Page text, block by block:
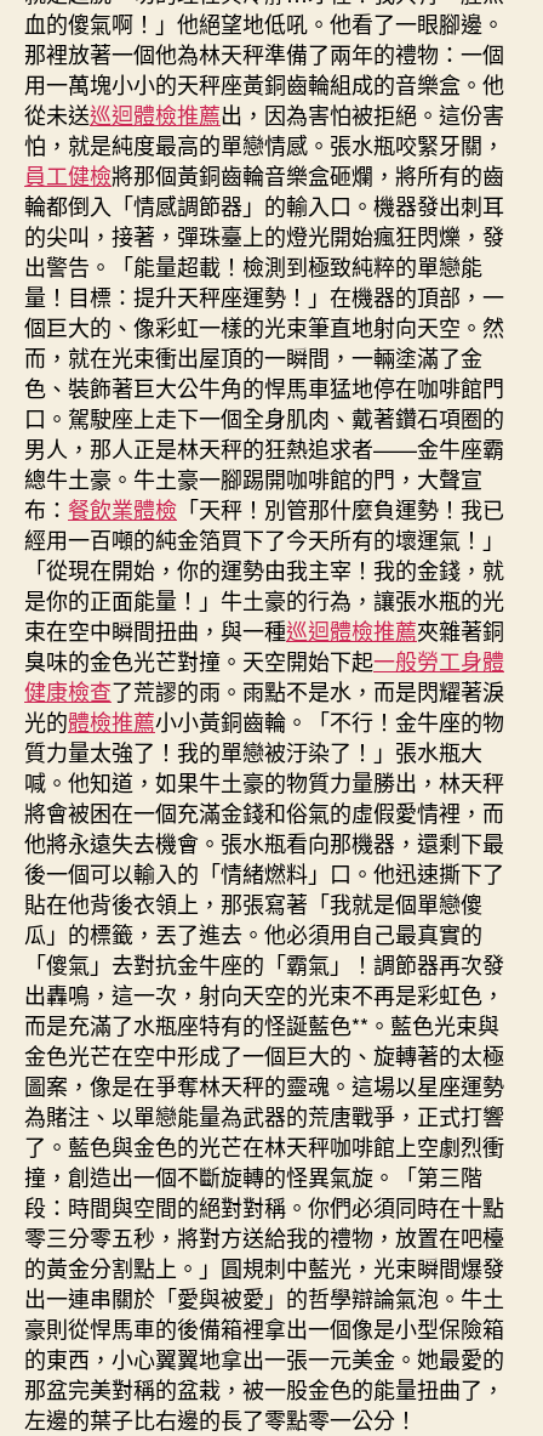
血的傻氣啊！」他絕望地低吼。他看了一眼腳邊。
那裡放著一個他為林天秤準備了兩年的禮物：一個
用一萬塊小小的天秤座黃銅齒輪組成的音樂盒。他
從未送巡迴體檢推薦出，因為害怕被拒絕。這份害
怕，就是純度最高的單戀情感。張水瓶咬緊牙關，
員工健檢將那個黃銅齒輪音樂盒砸爛，將所有的齒
輪都倒入「情感調節器」的輸入口。機器發出刺耳
的尖叫，接著，彈珠臺上的燈光開始瘋狂閃爍，發
出警告。「能量超載！檢測到極致純粹的單戀能
量！目標：提升天秤座運勢！」在機器的頂部，一
個巨大的、像彩虹一樣的光束筆直地射向天空。然
而，就在光束衝出屋頂的一瞬間，一輛塗滿了金
色、裝飾著巨大公牛角的悍馬車猛地停在咖啡館門
口。駕駛座上走下一個全身肌肉、戴著鑽石項圈的
男人，那人正是林天秤的狂熱追求者——金牛座霸
總牛土豪。牛土豪一腳踢開咖啡館的門，大聲宣
布： 餐飲業體檢 「天秤！別管那什麼負運勢！我已
經用一百噸的純金箔買下了今天所有的壞運氣！」
「從現在開始，你的運勢由我主宰！我的金錢，就
是你的正面能量！」牛土豪的行為，讓張水瓶的光
束在空中瞬間扭曲，與一種巡迴體檢推薦夾雜著銅
臭味的金色光芒對撞。天空開始下起一般勞工身體
健康檢查了荒謬的雨。雨點不是水，而是閃耀著淚
光的體檢推薦小小黃銅齒輪。「不行！金牛座的物
質力量太強了！我的單戀被汙染了！」張水瓶大
喊。他知道，如果牛土豪的物質力量勝出，林天秤
將會被困在一個充滿金錢和俗氣的虛假愛情裡，而
他將永遠失去機會。張水瓶看向那機器，還剩下最
後一個可以輸入的「情緒燃料」口。他迅速撕下了
貼在他背後衣領上，那張寫著「我就是個單戀傻
瓜」的標籤，丟了進去。他必須用自己最真實的
「傻氣」去對抗金牛座的「霸氣」！調節器再次發
出轟鳴，這一次，射向天空的光束不再是彩虹色，
而是充滿了水瓶座特有的怪誕藍色**。藍色光束與
金色光芒在空中形成了一個巨大的、旋轉著的太極
圖案，像是在爭奪林天秤的靈魂。這場以星座運勢
為賭注、以單戀能量為武器的荒唐戰爭，正式打響
了。藍色與金色的光芒在林天秤咖啡館上空劇烈衝
撞，創造出一個不斷旋轉的怪異氣旋。「第三階
段：時間與空間的絕對對稱。你們必須同時在十點
零三分零五秒，將對方送給我的禮物，放置在吧檯
的黃金分割點上。」圓規刺中藍光，光束瞬間爆發
出一連串關於「愛與被愛」的哲學辯論氣泡。牛土
豪則從悍馬車的後備箱裡拿出一個像是小型保險箱
的東西，小心翼翼地拿出一張一元美金。她最愛的
那盆完美對稱的盆栽，被一股金色的能量扭曲了，
左邊的葉子比右邊的長了零點零一公分！